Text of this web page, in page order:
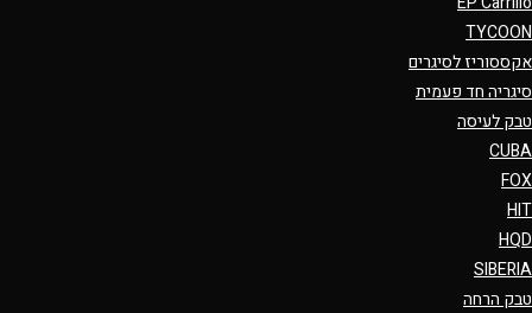
TYCOON
אקססוריז לסיגרים
סיגריה חד פעמית
טבק לעיסה
CUBA
FOX
HIT
HQD
SIBERIA
טבק הרחה